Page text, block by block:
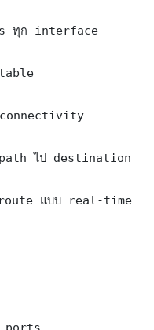
ทุก interface
ไป destination
แบบ real-time